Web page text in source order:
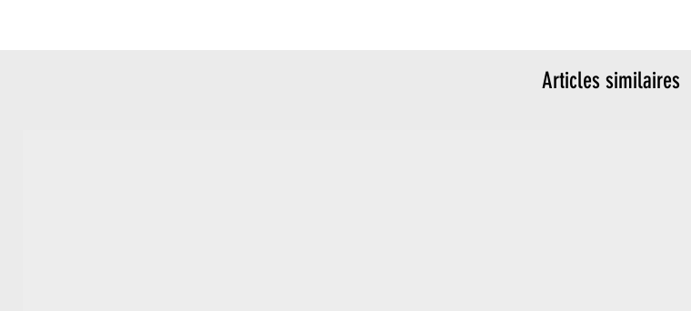
Articles similaires